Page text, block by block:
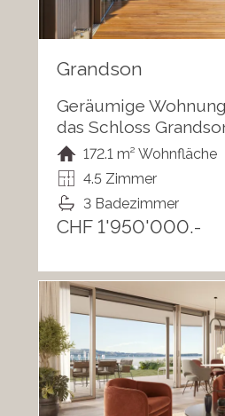
Grandson
Geräumige
das Schloss
172.1 m² Wohnfläche
4.5 Zimmer
3 Badezimmer
CHF 1'950'000.-